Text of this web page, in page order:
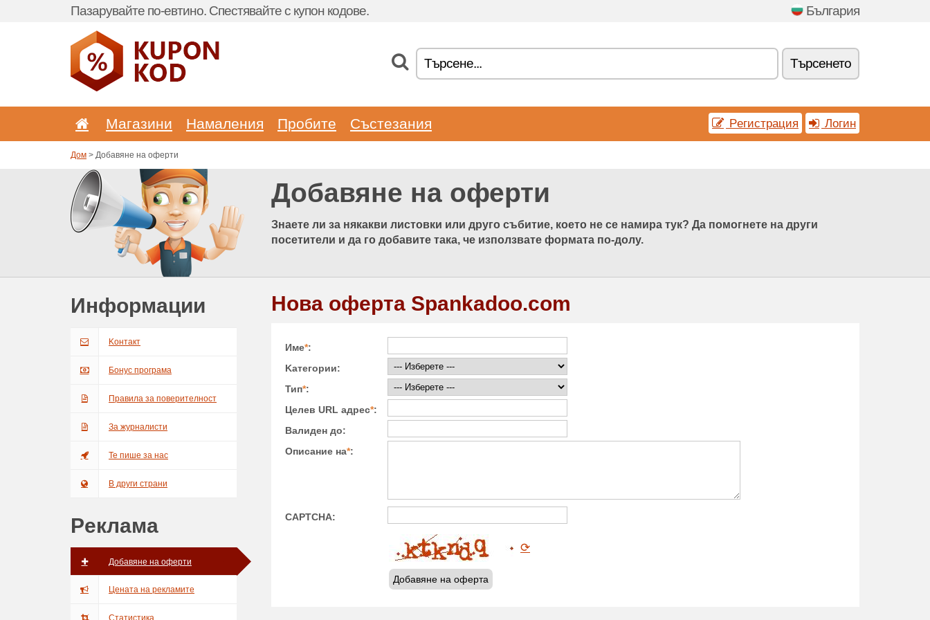
Пазарувайте по-евтино. Спестявайте с купон кодове. България
Tърсенетo
Магазини Hамаления Пробите Състезания Pегистрация Логин
Дом > Добавяне на оферти
Добавяне на оферти
Знаете ли за някакви листовки или друго събитие, което не се намира тук? Да помогнете на други
посетители и да го добавите така, че използвате формата по-долу.
Информации
Kонтакт
Бонус програма
Правила за поверителност
За журналисти
Те пише за нас
В други страни
Pеклама
Добавяне на оферти
Цената на рекламите
Статистика
Hова оферта Spankadoo.com
Име*:
Kатегории:
Тип*:
Целев URL адрес*:
Валиден до:
Описание на*:
CAPTCHA:
⟳
Добавяне на оферта